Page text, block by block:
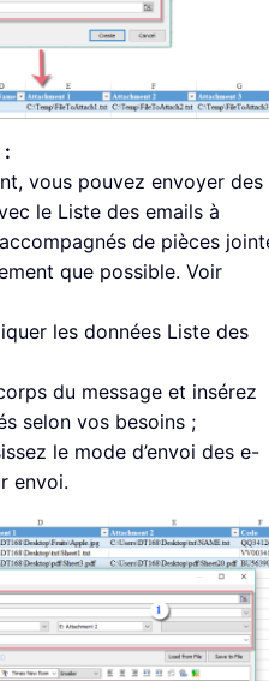
:
vous pouvez envoyer des
le Liste des emails à
de pièces
que possible. Voir
les données Liste des
du message et insérez
selon vos besoins ;
le mode d’envoi des e-
envoi.